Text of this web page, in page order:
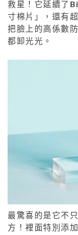
救星！它延續了
寸棉片」，還有
把臉上的高係數
都卸光光。
最驚喜的是它不
方！裡面特別添加